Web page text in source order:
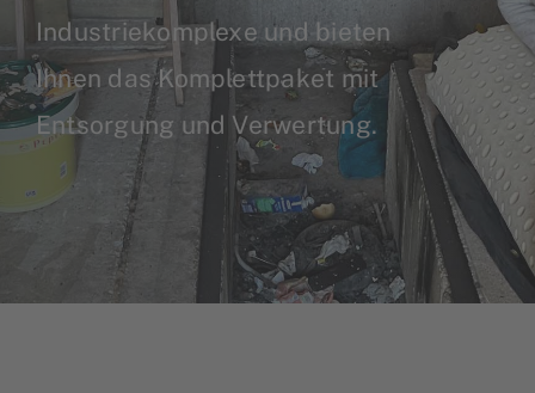
Industriekomplexe und bieten
Ihnen das Komplettpaket mit
Entsorgung und Verwertung.